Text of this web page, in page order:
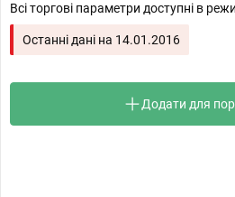
Всі торгові параметри доступні в
Останні дані на 14.01.2016
Додати для